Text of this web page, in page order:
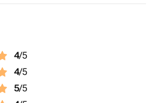
4/5
4/5
5/5